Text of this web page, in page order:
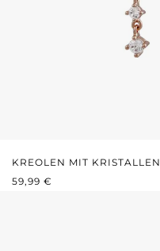
KREOLEN MIT KRISTALLEN
REGULÄRER PREIS:
59,99 €